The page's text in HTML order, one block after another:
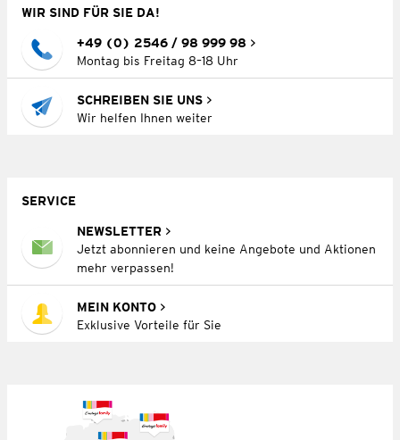
WIR SIND FÜR SIE DA!
+49 (0) 2546 / 98 999 98
Montag bis Freitag 8–18 Uhr
SCHREIBEN SIE UNS
Wir helfen Ihnen weiter
SERVICE
NEWSLETTER
Jetzt abonnieren und keine Angebote und Aktionen
mehr verpassen!
MEIN KONTO
Exklusive Vorteile für Sie